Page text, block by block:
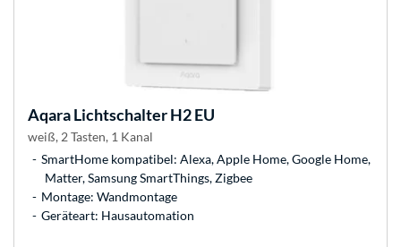
AqaraLichtschalter H2 EU
weiß, 2 Tasten, 1 Kanal
SmartHome kompatibel: Alexa, Apple Home, Google Home,
Matter, Samsung SmartThings, Zigbee
Montage: Wandmontage
Geräteart: Hausautomation